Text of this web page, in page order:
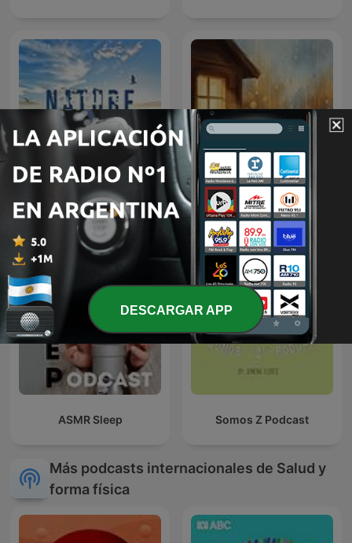
nature ambience (ASMR,
남자 asmr, 남자친구 asmr)
Lluvia Tranquila, Lluvia de
Fondo, Sonido de
Tormenta, Día Lluvioso,
Lluvia Para Soñar
ASMR Sleep Somos Z Podcast
Más podcasts internacionales de Salud y
forma física
DESCARGAR APP